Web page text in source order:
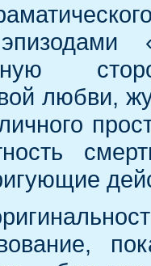
любви,